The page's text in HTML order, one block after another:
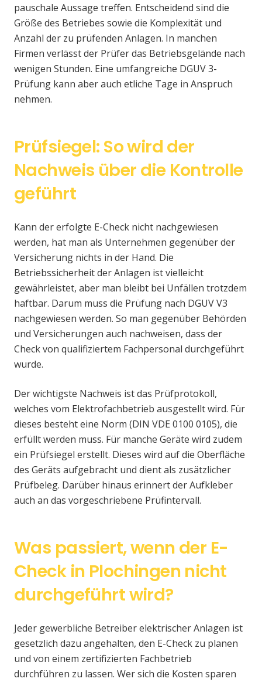
pauschale Aussage treffen. Entscheidend sind die
Größe des Betriebes sowie die Komplexität und
Anzahl der zu prüfenden Anlagen. In manchen
Firmen verlässt der Prüfer das Betriebsgelände nach
wenigen Stunden. Eine umfangreiche DGUV 3-
Prüfung kann aber auch etliche Tage in Anspruch
nehmen.
Prüfsiegel: So wird der
Nachweis über die Kontrolle
geführt
Kann der erfolgte E-Check nicht nachgewiesen
werden, hat man als Unternehmen gegenüber der
Versicherung nichts in der Hand. Die
Betriebssicherheit der Anlagen ist vielleicht
gewährleistet, aber man bleibt bei Unfällen trotzdem
haftbar. Darum muss die Prüfung nach DGUV V3
nachgewiesen werden. So man gegenüber Behörden
und Versicherungen auch nachweisen, dass der
Check von qualifiziertem Fachpersonal durchgeführt
wurde.
Der wichtigste Nachweis ist das Prüfprotokoll,
welches vom Elektrofachbetrieb ausgestellt wird. Für
dieses besteht eine Norm (DIN VDE 0100 0105), die
erfüllt werden muss. Für manche Geräte wird zudem
ein Prüfsiegel erstellt. Dieses wird auf die Oberfläche
des Geräts aufgebracht und dient als zusätzlicher
Prüfbeleg. Darüber hinaus erinnert der Aufkleber
auch an das vorgeschriebene Prüfintervall.
Was passiert, wenn der E-
Check in Plochingen nicht
durchgeführt wird?
Jeder gewerbliche Betreiber elektrischer Anlagen ist
gesetzlich dazu angehalten, den E-Check zu planen
und von einem zertifizierten Fachbetrieb
durchführen zu lassen. Wer sich die Kosten sparen